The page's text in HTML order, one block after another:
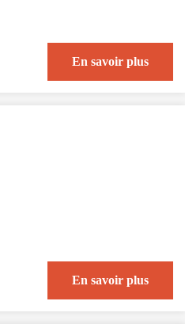
En savoir plus
En savoir plus